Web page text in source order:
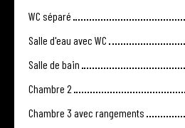
WC séparé
Salle d'eau avec WC
Salle de bain
Chambre 2
Chambre 3 avec rangements